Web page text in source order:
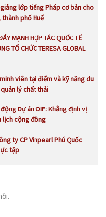
lớp tiếng Pháp cơ bản cho
phố Huế
MẠNH HỢP TÁC QUỐC TẾ
TỔ CHỨC TERESA GLOBAL
viên tại điểm và kỹ năng du
lý chất thải
Dự án OIF: Khẳng định vị
lịch cộng đồng
ty CP Vinpearl Phú Quốc
tập